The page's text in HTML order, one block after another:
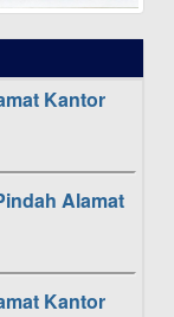
Kantor
Alamat
Kantor